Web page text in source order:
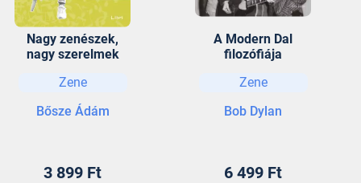
Nagy zenészek,
nagy szerelmek
Zene
Bősze Ádám
3 899 Ft
A Modern Dal
filozófiája
Zene
Bob Dylan
6 499 Ft